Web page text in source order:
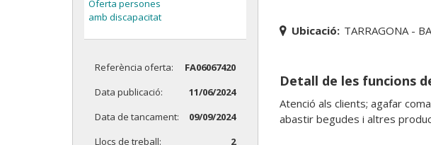
Oferta persones
amb discapacitat
Referència oferta:
FA06067420
Data publicació:
11/06/2024
Data de tancament:
09/09/2024
Llocs de treball:
2
Ubicació: TARRAGONA -
Detall de les funcions
Atenció als clients; agafar
abastir begudes i altres